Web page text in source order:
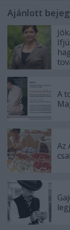
Ajánlott
A
Az